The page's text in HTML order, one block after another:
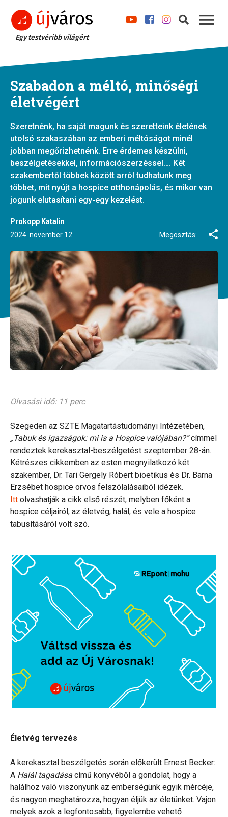
Egy testvéribb világért
Szabadon a méltó, minőségi
életvégért
Szeretnénk, ha saját magunk és szeretteink életének
utolsó szakaszában az emberi méltóságot minél
jobban megőrizhetnénk. Erre érdemes készülni,
beszélgetésekkel, információszerzéssel…. Két
szakembertől többek között arról tudhatunk meg
többet, mit nyújt a hospice otthonápolás, és mikor van
jogunk elutasítani egy-egy kezelést.
Prokopp Katalin
2024. november 12.
Megosztás:
Olvasási idő: 11 perc
Szegeden az SZTE Magatartástudományi Intézetében,
„Tabuk és igazságok: mi is a Hospice valójában?”címmel
rendeztek kerekasztal-beszélgetést szeptember 28-án.
Kétrészes cikkemben az esten megnyilatkozó két
szakember, Dr. Tari Gergely Róbert bioetikus és Dr. Barna
Erzsébet hospice orvos felszólalásaiból idézek.
Itt olvashatják a cikk első részét, melyben főként a
hospice céljairól, az életvég, halál, és vele a hospice
tabusításáról volt szó.
Életvég tervezés
A kerekasztal beszélgetés során előkerült Ernest Becker:
A Halál tagadása című könyvéből a gondolat, hogy a
halálhoz való viszonyunk az emberségünk egyik mércéje,
és nagyon meghatározza, hogyan éljük az életünket. Vajon
melyek azok a legfontosabb, figyelembe vehető